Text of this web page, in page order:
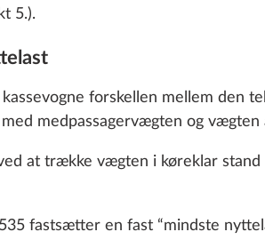
Yderligere information
1.113 kr.
5.).
forskellen mellem den
medpassagervægten og vægten
at trække vægten i køreklar
fastsætter en fast “mindste